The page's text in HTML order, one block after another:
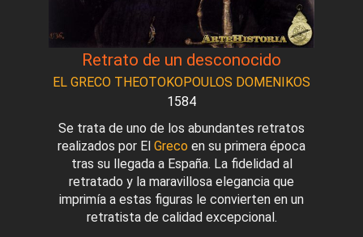
Retrato de un desconocido
EL GRECO THEOTOKOPOULOS DOMENIKOS
1584
Se trata de uno de los abundantes retratos
realizados por El Greco en su primera época
tras su llegada a España. La fidelidad al
retratado y la maravillosa elegancia que
imprimía a estas figuras le convierten en un
retratista de calidad excepcional.